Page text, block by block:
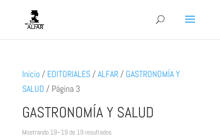
Inicio / EDITORIALES/ALFAR/ GASTRONOMÍA Y
SALUD / Página 3
GASTRONOMÍA Y SALUD
Mostrando 19–19 de 19 resultadosOrdenado